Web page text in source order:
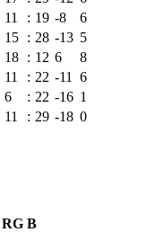
11 : 19 -8
6
15 : 28 -13 5
18 : 12 6
8
11 : 22 -11
6
6 : 22 -16 1
11 : 29 -18 0
RG B